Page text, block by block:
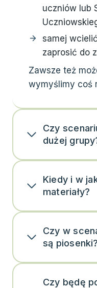
uczniów lub
samej
zaprosić do
Zawsze też
wymyślimy coś
Czy
dużej
Kiedy i w
materiały?
Czy w
są piosenki?
Czy będę